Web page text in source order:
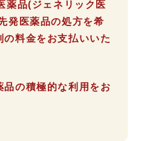
薬品(ジェネリック医
発医薬品の処方を希
料金をお支払いいた
品の積極的な利用をお